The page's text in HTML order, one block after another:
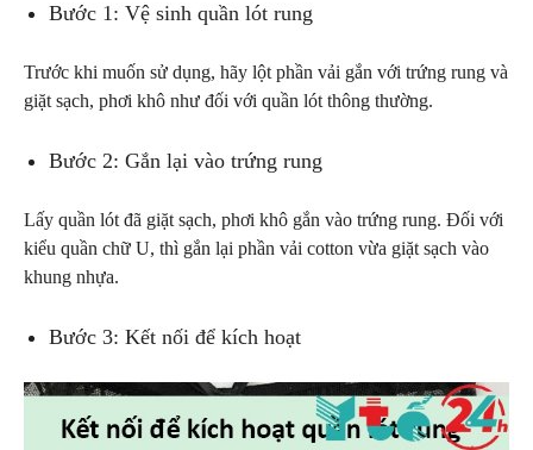
Bước 1: Vệ sinh quần lót rung
Trước khi muốn sử dụng, hãy lột phần vải gắn với trứng rung và
giặt sạch, phơi khô như đối với quần lót thông thường.
Bước 2: Gắn lại vào trứng rung
Lấy quần lót đã giặt sạch, phơi khô gắn vào trứng rung. Đối với
kiểu quần chữ U, thì gắn lại phần vải cotton vừa giặt sạch vào
khung nhựa.
Bước 3: Kết nối để kích hoạt